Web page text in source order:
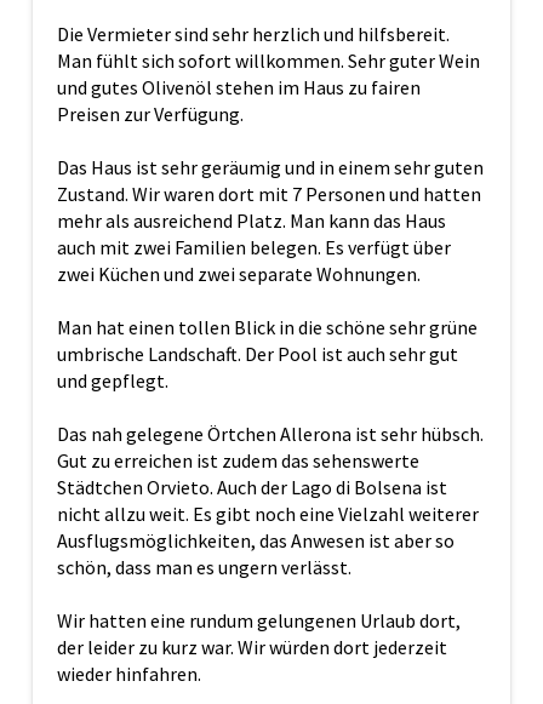
Die Vermieter sind sehr herzlich und hilfsbereit.
Man fühlt sich sofort willkommen. Sehr guter Wein
und gutes Olivenöl stehen im Haus zu fairen
Preisen zur Verfügung.
Das Haus ist sehr geräumig und in einem sehr guten
Zustand. Wir waren dort mit 7 Personen und hatten
mehr als ausreichend Platz. Man kann das Haus
auch mit zwei Familien belegen. Es verfügt über
zwei Küchen und zwei separate Wohnungen.
Man hat einen tollen Blick in die schöne sehr grüne
umbrische Landschaft. Der Pool ist auch sehr gut
und gepflegt.
Das nah gelegene Örtchen Allerona ist sehr hübsch.
Gut zu erreichen ist zudem das sehenswerte
Städtchen Orvieto. Auch der Lago di Bolsena ist
nicht allzu weit. Es gibt noch eine Vielzahl weiterer
Ausflugsmöglichkeiten, das Anwesen ist aber so
schön, dass man es ungern verlässt.
Wir hatten eine rundum gelungenen Urlaub dort,
der leider zu kurz war. Wir würden dort jederzeit
wieder hinfahren.